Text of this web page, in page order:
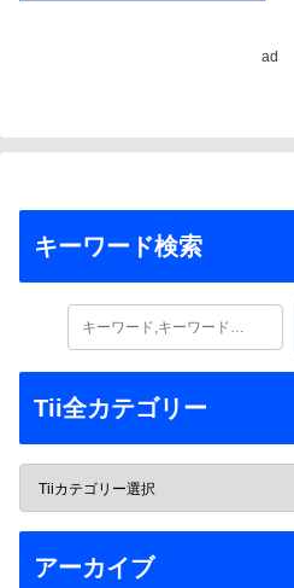
ad
キーワード検索
Tii全カテゴリー
アーカイブ